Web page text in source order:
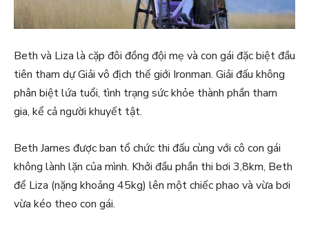
Beth và Liza là cặp đôi đồng đội mẹ và con gái đặc biệt đầu
tiên tham dự Giải vô địch thế giới Ironman. Giải đấu không
phân biệt lứa tuổi, tình trạng sức khỏe thành phần tham
gia, kể cả người khuyết tật.
Beth James được ban tổ chức thi đấu cùng với cô con gái
không lành lặn của mình. Khởi đầu phần thi bơi 3,8km, Beth
để Liza (nặng khoảng 45kg) lên một chiếc phao và vừa bơi
vừa kéo theo con gái.